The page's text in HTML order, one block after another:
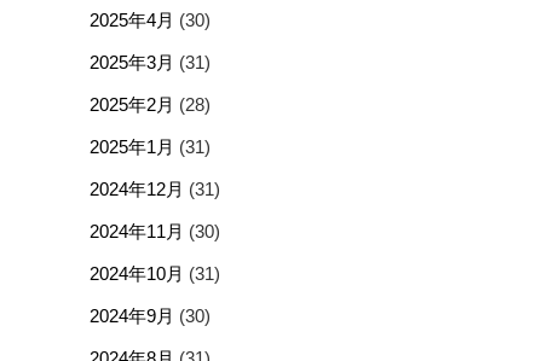
2025年4月 (30)
2025年3月 (31)
2025年2月 (28)
2025年1月 (31)
2024年12月 (31)
2024年11月 (30)
2024年10月 (31)
2024年9月 (30)